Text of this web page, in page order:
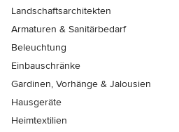
Landschaftsarchitekten
Armaturen & Sanitärbedarf
Beleuchtung
Einbauschränke
Gardinen, Vorhänge & Jalousien
Hausgeräte
Heimtextilien